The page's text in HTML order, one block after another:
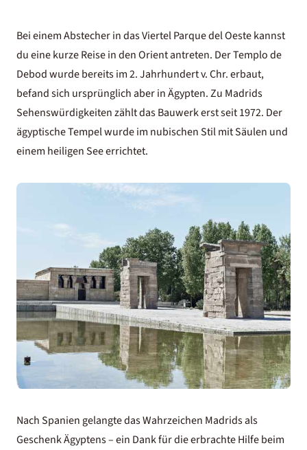
Bei einem Abstecher in das Viertel Parque del Oeste kannst
du eine kurze Reise in den Orient antreten. Der Templo de
Debod wurde bereits im 2. Jahrhundert v. Chr. erbaut,
befand sich ursprünglich aber in Ägypten. Zu Madrids
Sehenswürdigkeiten zählt das Bauwerk erst seit 1972. Der
ägyptische Tempel wurde im nubischen Stil mit Säulen und
einem heiligen See errichtet.
Nach Spanien gelangte das Wahrzeichen Madrids als
Geschenk Ägyptens – ein Dank für die erbrachte Hilfe beim